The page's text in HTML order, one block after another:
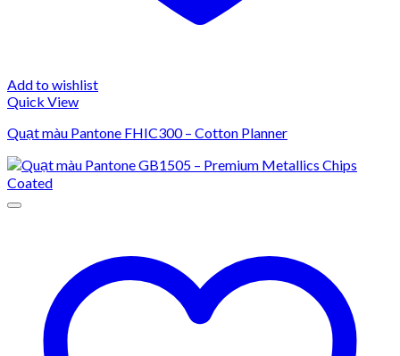
Add to wishlist
Quick View
Quạt màu Pantone FHIC300 – Cotton Planner